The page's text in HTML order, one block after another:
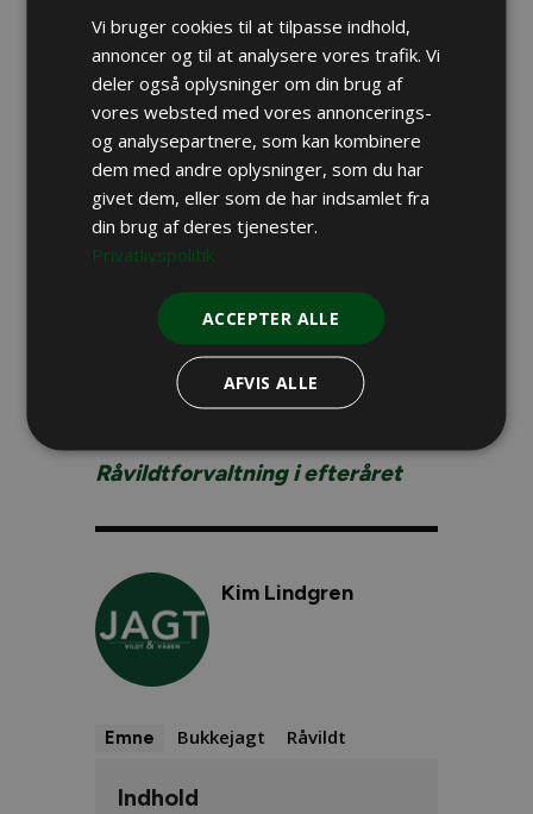
Uanset om man forvalter råvildtet på
reviret med henblik på at lave store
bukke, eller man blot ønsker at have
mange dyr stående på reviret, er en
sund råvildtbestand nøgleordet.
Knæk & Bræk
LÆS OGSÅ
Har råvildtforvaltningen slået
Råvildtforvaltning i efteråret
Kim Lindgren
Emne Bukkejagt Råvildt
Indhold
Vi bruger cookies til at tilpasse indhold,
annoncer og til at analysere vores trafik. Vi
deler også oplysninger om din brug af
vores websted med vores annoncerings-
og analysepartnere, som kan kombinere
dem med andre oplysninger, som du har
givet dem, eller som de har indsamlet fra
din brug af deres tjenester.
Privatlivspolitik
ACCEPTER ALLE
AFVIS ALLE